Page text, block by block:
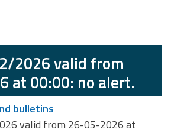
2026 valid from
at 00:00: no alert.
bulletins
valid from 26-05-2026 at